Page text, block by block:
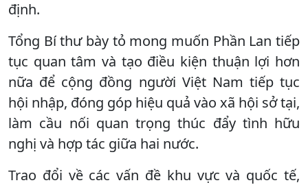
định.
Tổng Bí thư bày tỏ mong muốn Phần Lan tiếp
tục quan tâm và tạo điều kiện thuận lợi hơn
nữa để cộng đồng người Việt Nam tiếp tục
hội nhập, đóng góp hiệu quả vào xã hội sở tại,
làm cầu nối quan trọng thúc đẩy tình hữu
nghị và hợp tác giữa hai nước.
Trao đổi về các vấn đề khu vực và quốc tế,